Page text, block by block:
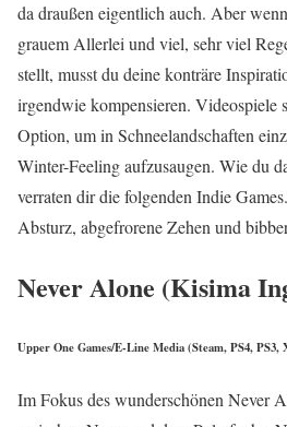
da draußen eigentlich auch. Aber
grauem Allerlei und viel, sehr viel
stellt, musst du deine konträre
irgendwie kompensieren. Videospiele
Option, um in Schneelandschaften
Winter-Feeling aufzusaugen. Wie du
verraten dir die folgenden Indie
Absturz, abgefrorene Zehen und
Never Alone (Kisima
Upper One Games/E-Line Media (Steam, PS4,
Im Fokus des wunderschönen Never